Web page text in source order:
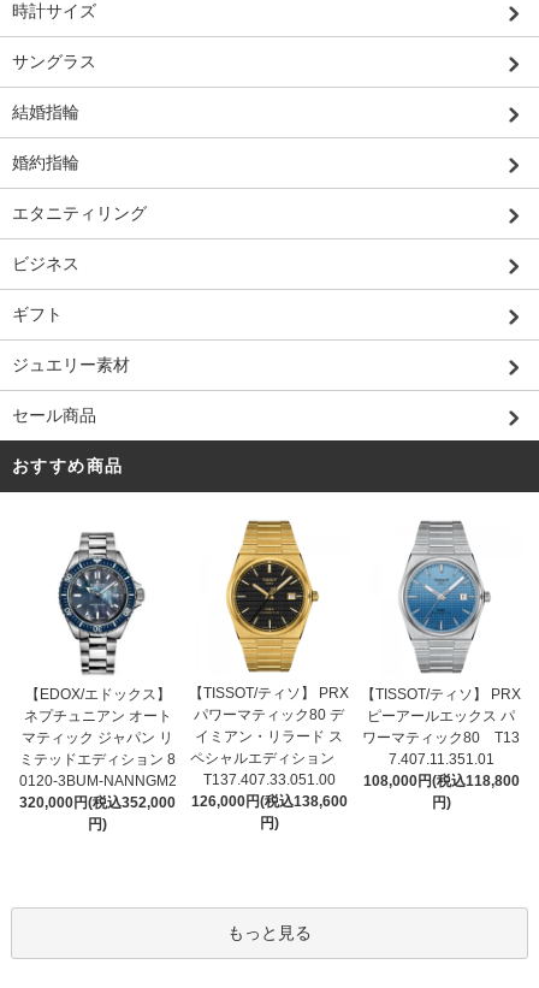
時計サイズ
サングラス
結婚指輪
婚約指輪
エタニティリング
ビジネス
ギフト
ジュエリー素材
セール商品
おすすめ商品
【EDOX/エドックス】
ネプチュニアン オート
マティック ジャパン リ
ミテッドエディション 8
0120-3BUM-NANNGM2
320,000円(税込352,000
円)
【TISSOT/ティソ】 PRX
パワーマティック80 デ
イミアン・リラード ス
ペシャルエディション
T137.407.33.051.00
126,000円(税込138,600
円)
【TISSOT/ティソ】 PRX
ピーアールエックス パ
ワーマティック80 T13
7.407.11.351.01
108,000円(税込118,800
円)
もっと見る